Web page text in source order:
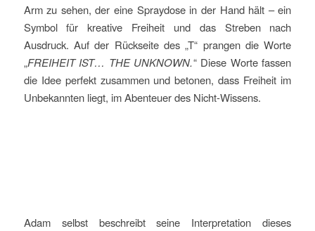
Arm zu sehen, der eine Spraydose in der Hand hält – ein
Symbol für kreative Freiheit und das Streben nach
Ausdruck. Auf der Rückseite des „T“ prangen die Worte
„FREIHEIT IST… THE UNKNOWN.“ Diese Worte fassen
die Idee perfekt zusammen und betonen, dass Freiheit im
Unbekannten liegt, im Abenteuer des Nicht-Wissens.
Adam selbst beschreibt seine Interpretation dieses